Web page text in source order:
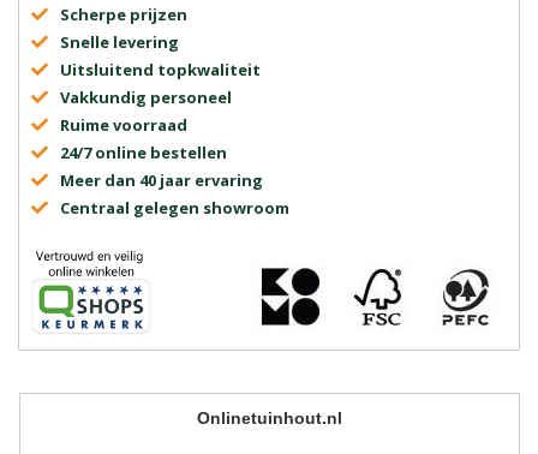
Scherpe prijzen
Snelle levering
Uitsluitend topkwaliteit
Vakkundig personeel
Ruime voorraad
24/7 online bestellen
Meer dan 40 jaar ervaring
Centraal gelegen showroom
Onlinetuinhout.nl